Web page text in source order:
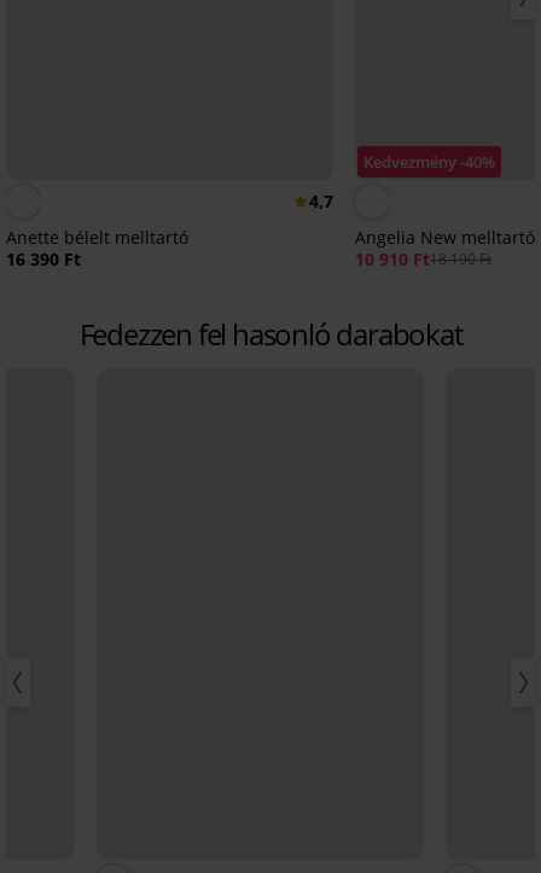
4,7
Anette bélelt melltartó
16 390 Ft
Kedvezmény -40%
Angelia New melltartó
10 910 Ft18 190 Ft
Fedezzen fel hasonló darabokat